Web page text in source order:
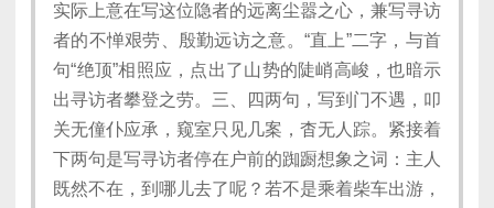
实际上意在写这位隐者的远离尘嚣之心，兼写寻访
者的不惮艰劳、殷勤远访之意。“直上”二字，与首
句“绝顶”相照应，点出了山势的陡峭高峻，也暗示
出寻访者攀登之劳。三、四两句，写到门不遇，叩
关无僮仆应承，窥室只见几案，杳无人踪。紧接着
下两句是写寻访者停在户前的踟蹰想象之词：主人
既然不在，到哪儿去了呢？若不是乘着柴车出游，